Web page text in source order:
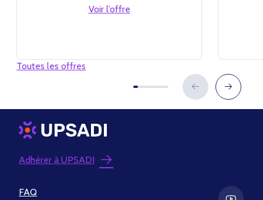
Voir l’offre
Toutes les offres
Adhérer à UPSADI
FAQ